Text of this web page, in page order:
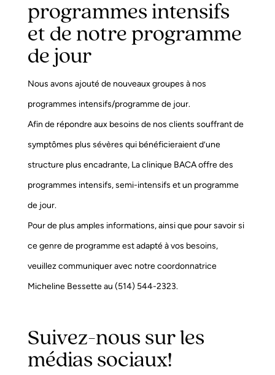
programmes intensifs
et de notre programme
de jour
Nous avons ajouté de nouveaux groupes à nos
programmes intensifs/programme de jour.
Afin de répondre aux besoins de nos clients souffrant de
symptômes plus sévères qui bénéficieraient d’une
structure plus encadrante, La clinique BACA offre des
programmes intensifs, semi-intensifs et un programme
de jour.
Pour de plus amples informations, ainsi que pour savoir si
ce genre de programme est adapté à vos besoins,
veuillez communiquer avec notre coordonnatrice
Micheline Bessette au (514) 544-2323.
Suivez-nous sur les
médias sociaux!